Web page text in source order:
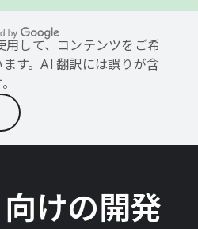
して、コンテンツをご希
す。AI 翻訳には誤りが含
けの開発